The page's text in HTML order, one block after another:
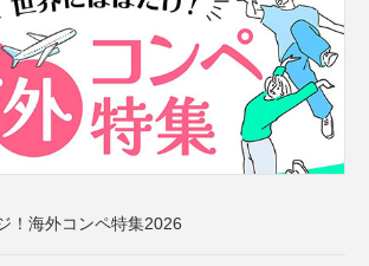
！海外コンペ特集2026